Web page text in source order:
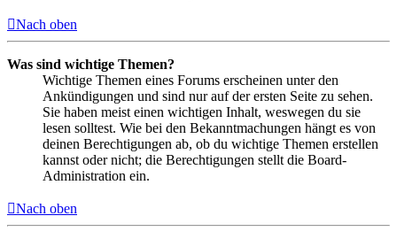
Nach oben
Was sind wichtige Themen?
Wichtige Themen eines Forums erscheinen unter den
Ankündigungen und sind nur auf der ersten Seite zu sehen.
Sie haben meist einen wichtigen Inhalt, weswegen du sie
lesen solltest. Wie bei den Bekanntmachungen hängt es von
deinen Berechtigungen ab, ob du wichtige Themen erstellen
kannst oder nicht; die Berechtigungen stellt die Board-
Administration ein.
Nach oben